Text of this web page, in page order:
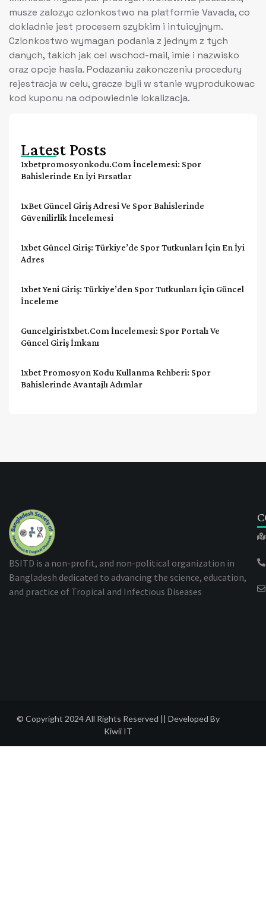
musze zalozyc czlonkostwo na platformie Vavada, co
dokladnie jest procesem szybkim i intuicyjnym.
Czlonkostwo wymagan podania z jednym z tych
danych, takich jak cel wschod-mail, imie i nazwisko
oraz opcje hasla. Podazaniu zakonczeniu procedury
rejestracja w celu, gracze byli w stanie wyprodukowac
kod kuponu na odpowiednie lokalizacja.
Latest Posts
1xbetpromosyonkodu.com İncelemesi: Spor
Bahislerinde En İyi Fırsatlar
1xBet Güncel Giriş Adresi Ve Spor Bahislerinde
Güvenilirlik İncelemesi
1xbet Güncel Giriş: Türkiye’de Spor Tutkunları İçin En İyi
Adres
1xbet Yeni Giriş: Türkiye’den Spor Tutkunları İçin Güncel
İnceleme
Guncelgiris1xbet.com İncelemesi: Spor Portalı Ve
Güncel Giriş İmkanı
1xbet Promosyon Kodu Kullanma Rehberi: Spor
Bahislerinde Avantajlı Adımlar
BSITD is a non-profit, and non-political organization in
Bangladesh dedicated to advancing the science, education,
and practice of Tropical and Infectious Diseases
© Copyright 2024 All Rights Reserved || Developed By
Kiwii IT